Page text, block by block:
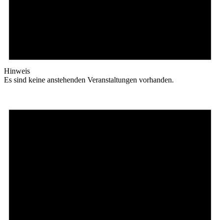
Hinweis
Es sind keine anstehenden Veranstaltungen vorhanden.